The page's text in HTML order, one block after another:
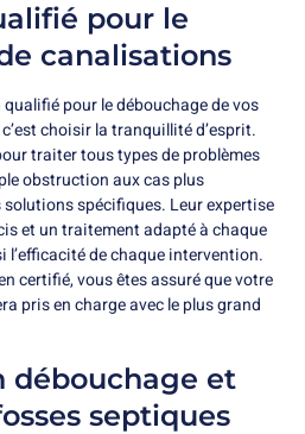
pour le
canalisations
pour le débouchage de vos
choisir la tranquillité d’esprit.
traiter tous types de problèmes
obstruction aux cas plus
spécifiques. Leur expertise
et un traitement adapté à chaque
de chaque intervention.
certifié, vous êtes assuré que votre
pris en charge avec le plus grand
débouchage et
septiques